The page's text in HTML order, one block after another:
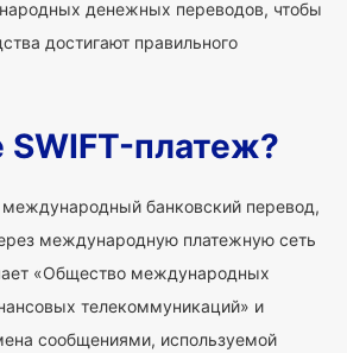
денежных переводов, чтобы
достигают правильного
SWIFT-платеж?
международный банковский перевод,
международную платежную сеть
«Общество международных
телекоммуникаций» и
сообщениями, используемой